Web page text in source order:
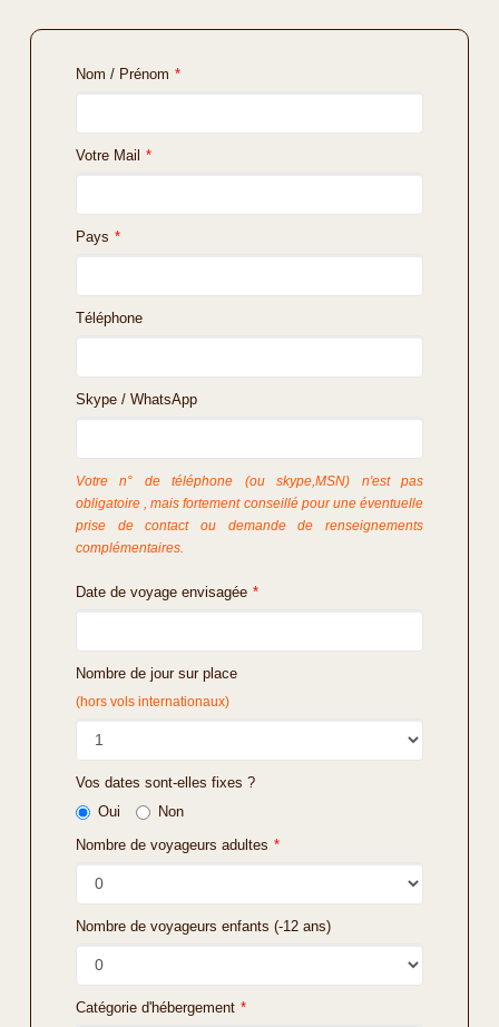
Nom / Prénom *
Votre Mail *
Pays *
Téléphone
Skype / WhatsApp
Votre n° de téléphone (ou skype,MSN) n'est pas
obligatoire , mais fortement conseillé pour une éventuelle
prise de contact ou demande de renseignements
complémentaires.
Date de voyage envisagée *
Nombre de jour sur place
(hors vols internationaux)
Vos dates sont-elles fixes ?
Oui
Non
Nombre de voyageurs adultes *
Nombre de voyageurs enfants (-12 ans)
Catégorie d'hébergement *